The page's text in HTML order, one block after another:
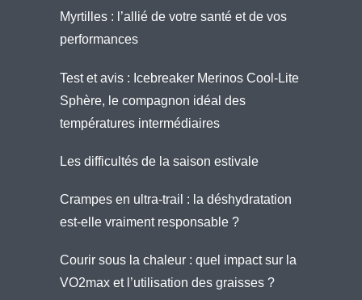
Myrtilles : l’allié de votre santé et de vos
performances
Test et avis : Icebreaker Merinos Cool-Lite
Sphère, le compagnon idéal des
températures intermédiaires
Les difficultés de la saison estivale
Crampes en ultra-trail : la déshydratation
est-elle vraiment responsable ?
Courir sous la chaleur : quel impact sur la
VO2max et l’utilisation des graisses ?